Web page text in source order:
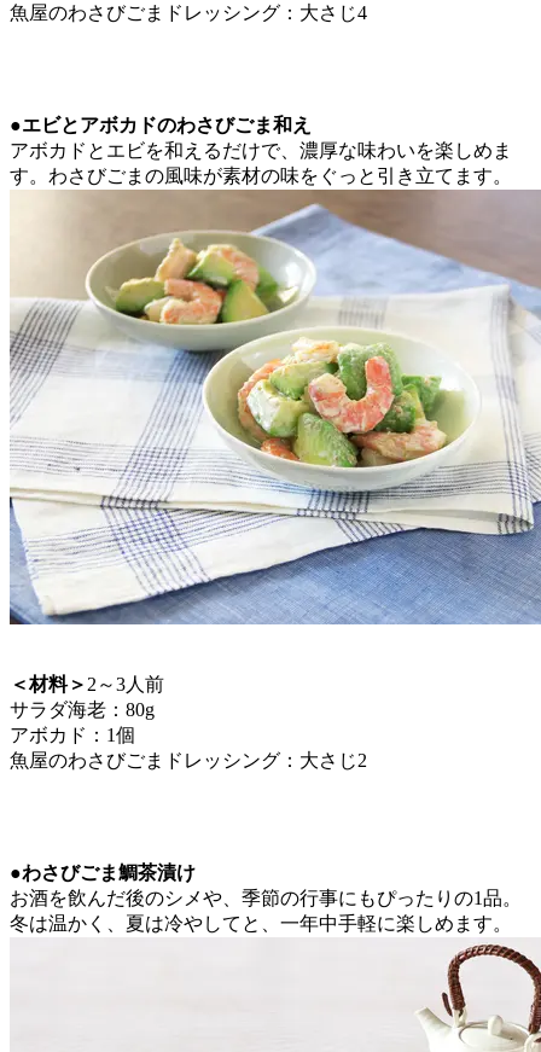
魚屋のわさびごまドレッシング：大さじ4
●エビとアボカドのわさびごま和え
アボカドとエビを和えるだけで、濃厚な味わいを楽しめま
す。わさびごまの風味が素材の味をぐっと引き立てます。
＜材料＞ 2～3人前
サラダ海老：80g
アボカド：1個
魚屋のわさびごまドレッシング：大さじ2
●わさびごま鯛茶漬け
お酒を飲んだ後のシメや、季節の行事にもぴったりの1品。
冬は温かく、夏は冷やしてと、一年中手軽に楽しめます。